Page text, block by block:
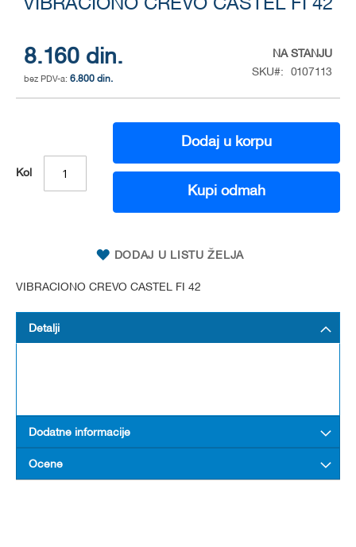
VIBRACIONO CREVO CASTEL FI 42
8.160 din.
6.800 din.
NA STANJU
SKU
0107113
Kol
Dodaj u korpu
Kupi odmah
DODAJ U LISTU ŽELJA
VIBRACIONO CREVO CASTEL FI 42
of
the
images
gallery
Detalji
Dodatne informacije
Ocene